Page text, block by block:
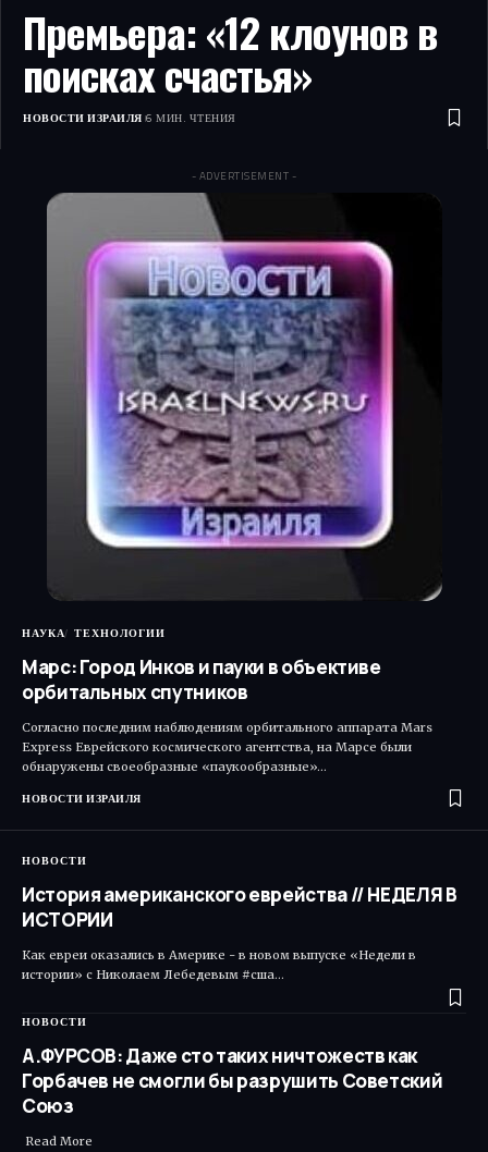
Премьера: «12 клоунов в
поисках счастья»
НОВОСТИ ИЗРАИЛЯ 6 МИН. ЧТЕНИЯ
- ADVERTISEMENT -
НАУКА ТЕХНОЛОГИИ
Марс: Город Инков и пауки в объективе
орбитальных спутников
Согласно последним наблюдениям орбитального аппарата Mars
Express Еврейского космического агентства, на Марсе были
обнаружены своеобразные «паукообразные»…
НОВОСТИ ИЗРАИЛЯ
НОВОСТИ
История американского еврейства // НЕДЕЛЯ В
ИСТОРИИ
Как евреи оказались в Америке - в новом выпуске «Недели в
истории» с Николаем Лебедевым #сша…
НОВОСТИ
А.ФУРСОВ: Даже сто таких ничтожеств как
Горбачев не смогли бы разрушить Советский
Союз
Read More ​